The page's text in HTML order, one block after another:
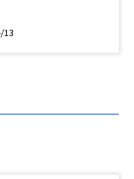
13